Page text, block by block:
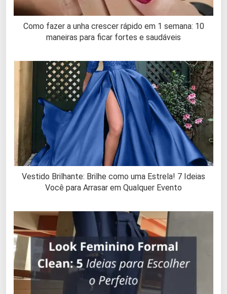
Como fazer a unha crescer rápido em 1 semana: 10
maneiras para ficar fortes e saudáveis
Vestido Brilhante: Brilhe como uma Estrela! 7 Ideias
Você para Arrasar em Qualquer Evento